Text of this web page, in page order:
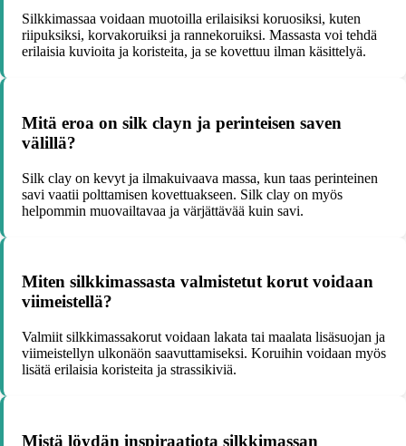
Silkkimassaa voidaan muotoilla erilaisiksi koruosiksi, kuten
riipuksiksi, korvakoruiksi ja rannekoruiksi. Massasta voi tehdä
erilaisia kuvioita ja koristeita, ja se kovettuu ilman käsittelyä.
Mitä eroa on silk clayn ja perinteisen saven
välillä?
Silk clay on kevyt ja ilmakuivaava massa, kun taas perinteinen
savi vaatii polttamisen kovettuakseen. Silk clay on myös
helpommin muovailtavaa ja värjättävää kuin savi.
Miten silkkimassasta valmistetut korut voidaan
viimeistellä?
Valmiit silkkimassakorut voidaan lakata tai maalata lisäsuojan ja
viimeistellyn ulkonäön saavuttamiseksi. Koruihin voidaan myös
lisätä erilaisia koristeita ja strassikiviä.
Mistä löydän inspiraatiota silkkimassan